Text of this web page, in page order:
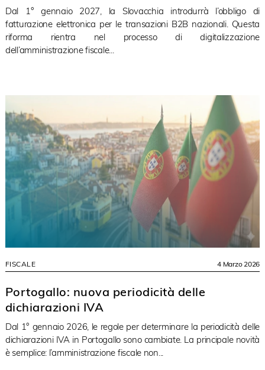
Dal 1° gennaio 2027, la Slovacchia introdurrà l’obbligo di
fatturazione elettronica per le transazioni B2B nazionali. Questa
riforma rientra nel processo di digitalizzazione
dell’amministrazione fiscale...
FISCALE 4 Marzo 2026
Portogallo: nuova periodicità delle
dichiarazioni IVA
Dal 1° gennaio 2026, le regole per determinare la periodicità delle
dichiarazioni IVA in Portogallo sono cambiate. La principale novità
è semplice: l’amministrazione fiscale non...